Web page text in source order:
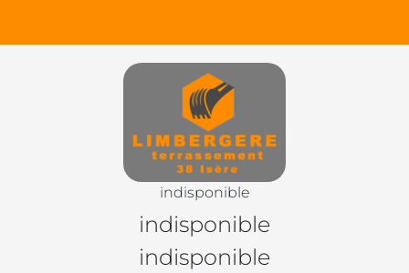
indisponible
indisponible
indisponible